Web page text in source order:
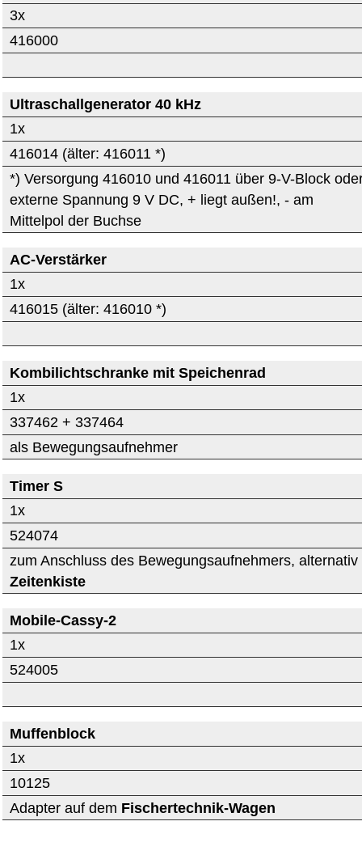
3x
416000
Ultraschallgenerator 40 kHz
1x
416014 (älter: 416011 *)
*) Versorgung 416010 und 416011 über 9-V-Block
externe Spannung 9 V DC, + liegt außen!, - am
Mittelpol der Buchse
AC-Verstärker
1x
416015 (älter: 416010 *)
Kombilichtschranke mit Speichenrad
1x
337462 + 337464
als Bewegungsaufnehmer
Timer S
1x
524074
zum Anschluss des Bewegungsaufnehmers, alternativ
Zeitenkiste
Mobile-Cassy-2
1x
524005
Muffenblock
1x
10125
Adapter auf dem Fischertechnik-Wagen